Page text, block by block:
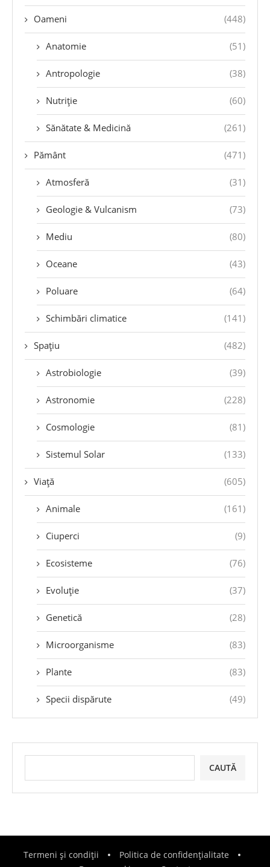
Oameni (448)
Anatomie (51)
Antropologie (38)
Nutriție (60)
Sănătate & Medicină (261)
Pământ (471)
Atmosferă (31)
Geologie & Vulcanism (73)
Mediu (80)
Oceane (43)
Poluare (64)
Schimbări climatice (141)
Spațiu (482)
Astrobiologie (39)
Astronomie (228)
Cosmologie (81)
Sistemul Solar (133)
Viață (605)
Animale (161)
Ciuperci (9)
Ecosisteme (76)
Evoluție (37)
Genetică (28)
Microorganisme (83)
Plante (83)
Specii dispărute (49)
CAUTĂ
Termeni și condiții
Politica de confidențialitate